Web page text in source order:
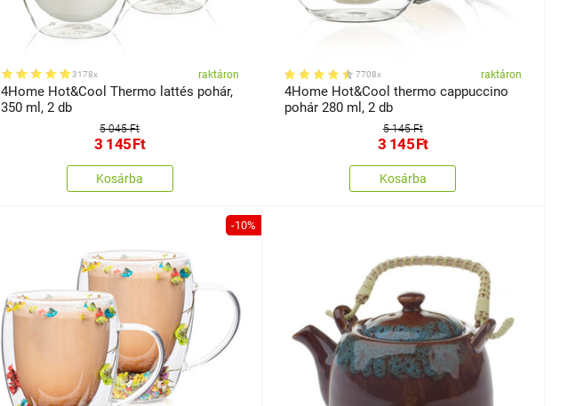
3178x raktáron
4Home Hot&Cool Thermo lattés pohár,
350 ml, 2 db
5 045 Ft
3 145Ft
Kosárba
7708x raktáron
4Home Hot&Cool thermo cappuccino
pohár 280 ml, 2 db
5 145 Ft
3 145Ft
Kosárba
-10%